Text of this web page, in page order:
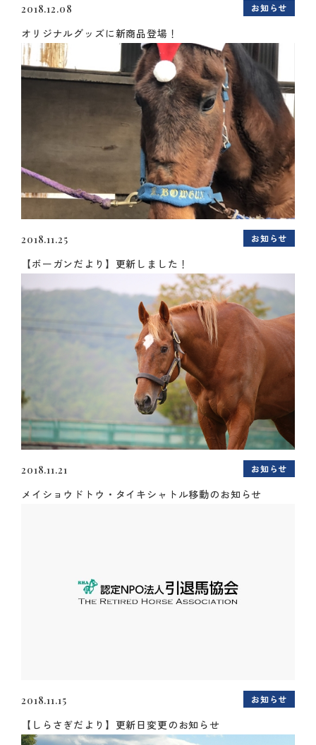
2018.12.08 お知らせ
オリジナルグッズに新商品登場！
2018.11.25 お知らせ
【ボーガンだより】更新しました！
2018.11.21 お知らせ
メイショウドトウ・タイキシャトル移動のお知らせ
2018.11.15 お知らせ
【しらさぎだより】更新日変更のお知らせ